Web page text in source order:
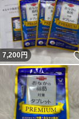
7,200円